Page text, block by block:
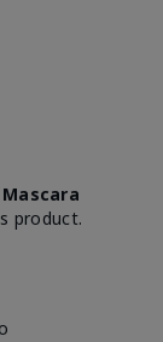
product.